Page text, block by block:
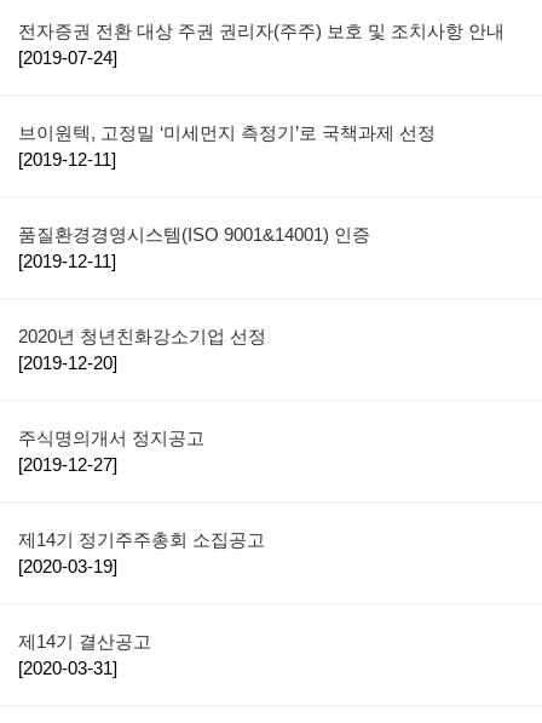
전자증권 전환 대상 주권 권리자(주주) 보호 및 조치사항 안내
[2019-07-24]
브이원텍, 고정밀 ‘미세먼지 측정기’로 국책과제 선정
[2019-12-11]
품질환경경영시스템(ISO 9001&14001) 인증
[2019-12-11]
2020년 청년친화강소기업 선정
[2019-12-20]
주식명의개서 정지공고
[2019-12-27]
제14기 정기주주총회 소집공고
[2020-03-19]
제14기 결산공고
[2020-03-31]